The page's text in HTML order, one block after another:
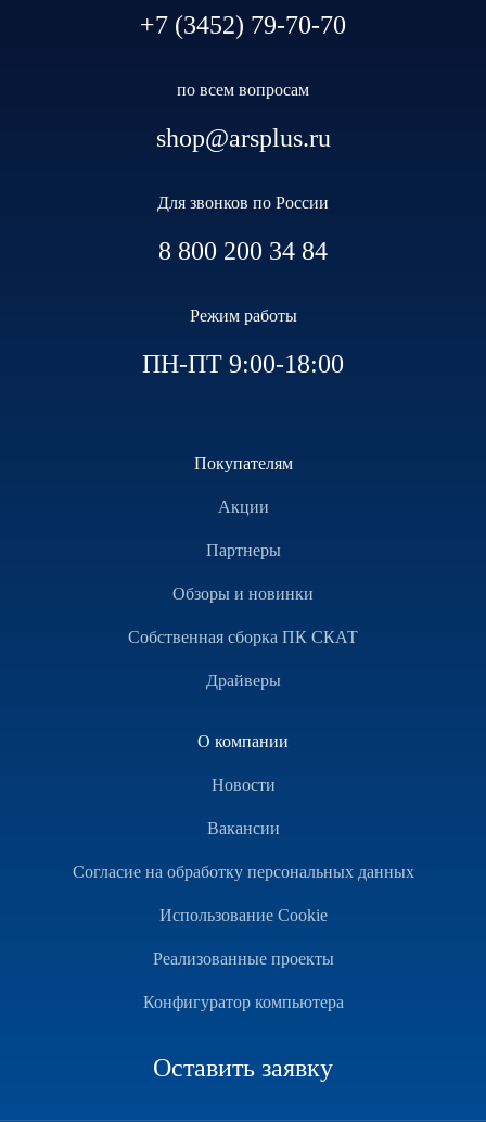
+7 (3452) 79-70-70
по всем вопросам
shop@arsplus.ru
Для звонков по России
8 800 200 34 84
Режим работы
ПН-ПТ 9:00-18:00
Покупателям
Акции
Партнеры
Обзоры и новинки
Собственная сборка ПК СКАТ
Драйверы
О компании
Новости
Вакансии
Согласие на обработку персональных данных
Использование Cookie
Реализованные проекты
Конфигуратор компьютера
Оставить заявку